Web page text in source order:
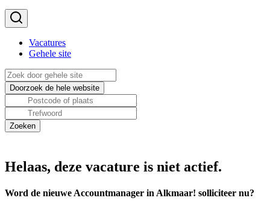
Vacatures
Gehele site
Helaas, deze vacature is niet actief.
Word de nieuwe Accountmanager in Alkmaar! solliciteer nu?